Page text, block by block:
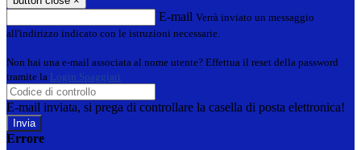
E-mail Verrà inviato un messaggio
all'indirizzo indicato con le istruzioni necessarie.
Non hai una e-mail associata al nome utente? Effettua il reset della password
tramite la Login Spaggiari
E-mail inviata, si prega di controllare la casella di posta elettronica!
Errore